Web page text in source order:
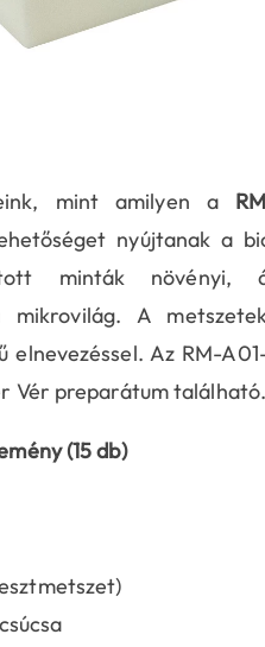
mint amilyen a
nyújtanak a
minták növényi,
mikrovilág. A
elnevezéssel. Az RM-
Vér preparátum található.
(15 db)